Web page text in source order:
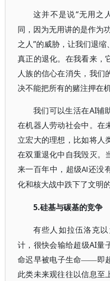
这并不是说“无用之
同，因为无用讲的是作为
之人”的威胁，让我们退
真正的退化。在我看来，
人族的信心在消失，我们
决不能把所有的赌注押在机
我们可以生活在AI辅
在机器人劳动社会中。在
立宏大的理想，比如将人
在双重退化中自我毁灭。
来一百年中，超级AI 还没
化和核大战中跌下了文明的
5.硅基与碳基的竞争
有些人如拉伍洛克
计，很快会输给超级AI量
命迟早被电子生命——即
此类未来观往往以信息至